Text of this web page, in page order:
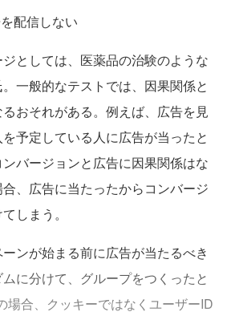
配信しない
としては、医薬品の治験のような
一般的なテストでは、因果関係と
おそれがある。例えば、広告を見
予定している人に広告が当ったと
バージョンと広告に因果関係はな
、広告に当たったからコンバージ
しまう。
ンが始まる前に広告が当たるべき
に分けて、グループをつくったと
場合、クッキーではなくユーザーID